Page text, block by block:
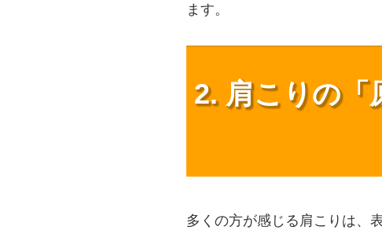
ます。
2. 肩こりの「
多くの方が感じる肩こりは、